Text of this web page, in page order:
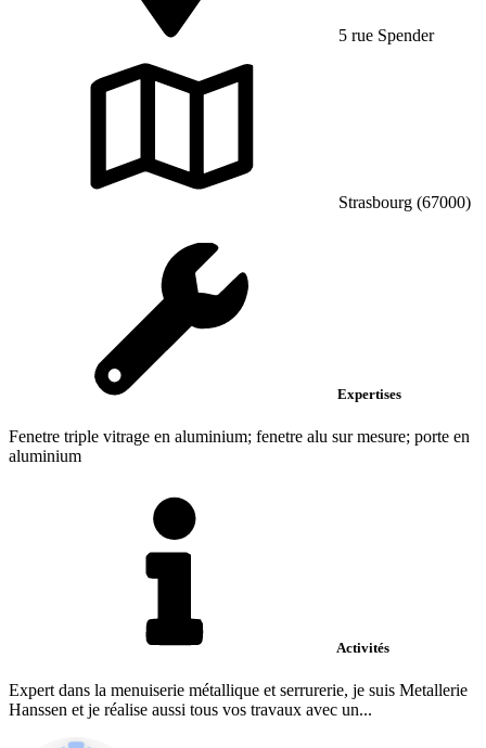
5 rue Spender
Strasbourg (67000)
Expertises
Fenetre triple vitrage en aluminium; fenetre alu sur mesure; porte en
aluminium
Activités
Expert dans la menuiserie métallique et serrurerie, je suis Metallerie
Hanssen et je réalise aussi tous vos travaux avec un...